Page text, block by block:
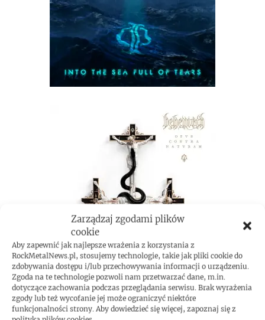
Zarządzaj zgodami plików
cookie
Aby zapewnić jak najlepsze wrażenia z korzystania z
RockMetalNews.pl, stosujemy technologie, takie jak pliki cookie do
zdobywania dostępu i/lub przechowywania informacji o urządzeniu.
Zgoda na te technologie pozwoli nam przetwarzać dane, m.in.
dotyczące zachowania podczas przeglądania serwisu. Brak wyrażenia
zgody lub też wycofanie jej może ograniczyć niektóre
funkcjonalności strony. Aby dowiedzieć się więcej, zapoznaj się z